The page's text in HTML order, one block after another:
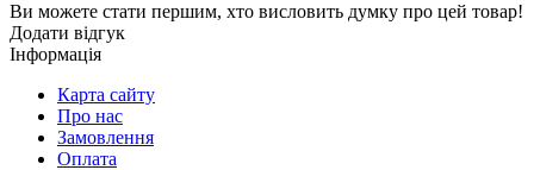
Ви можете стати першим, хто висловить думку про цей товар!
Додати відгук
Інформація
Карта сайту
Про нас
Замовлення
Оплата